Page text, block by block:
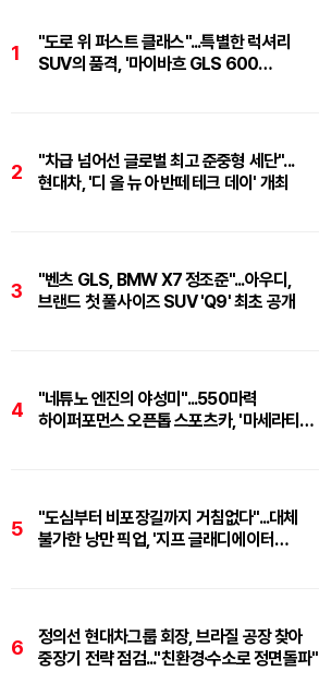
1
"도로 위 퍼스트 클래스"...특별한 럭셔리
SUV의 품격, '마이바흐 GLS 600
2
"차급 넘어선 글로벌 최고 준중형 세단"...
현대차, '디 올 뉴 아반떼 테크 데이' 개최
3
"벤츠 GLS, BMW X7 정조준"...아우디,
브랜드 첫 풀사이즈 SUV 'Q9' 최초 공개
4
"네튜노 엔진의 야성미"...550마력
하이퍼포먼스 오픈톱 스포츠카, '마세라티
5
"도심부터 비포장길까지 거침없다"...대체
불가한 낭만 픽업, '지프 글래디에이터
6
정의선 현대차그룹 회장, 브라질 공장 찾아
중장기 전략 점검..."친환경·수소로 정면돌파"